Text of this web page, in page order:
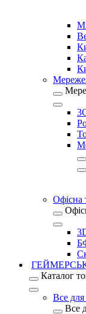
Офісна
Каталог
Все для
Все